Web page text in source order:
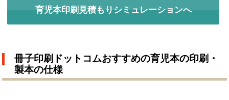
育児本印刷見積もりシミュレーションへ
冊子印刷ドットコムおすすめの育児本の印刷・
製本の仕様